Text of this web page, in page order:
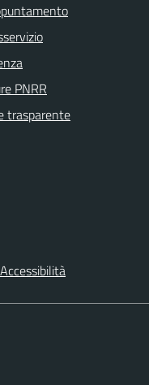
PNRR
trasparente